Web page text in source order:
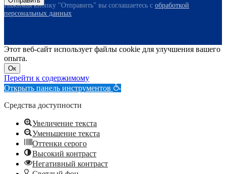
Нажимая кнопку "Отправить" вы соглашаетесь с обработкой
персональных данных
Этот веб-сайт использует файлы cookie для улучшения вашего
опыта.
Ок
Перейти к содержимому
Открыть панель инструментов
Средства доступности
Увеличение текста
Уменьшение текста
Оттенки серого
Высокий контраст
Негативный контраст